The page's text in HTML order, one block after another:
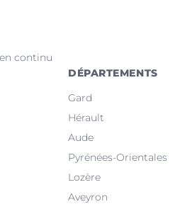
continu
DÉPARTEMENTS
Gard
Hérault
Aude
Pyrénées-Orientales
Lozère
Aveyron